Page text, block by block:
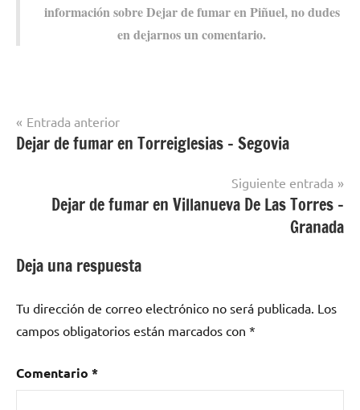
información sobre Dejar dе fumar en Piñuel, no dudes
en dejarnos un comentario.
Dejar de
de Zamora
Navegación
de
Entrada anterior
Dejar de fumar en Torreiglesias – Segovia
Siguiente entrada
Dejar de fumar en Villanueva De Las Torres –
Granada
Deja una respuesta
Tu dirección de correo electrónico no será publicada. Los
campos obligatorios están marcados con *
Comentario *